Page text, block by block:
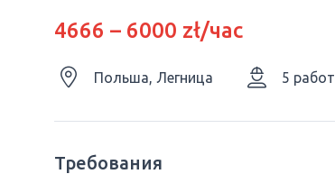
4666 – 6000 zł/час
Польша, Легница 5
Требования